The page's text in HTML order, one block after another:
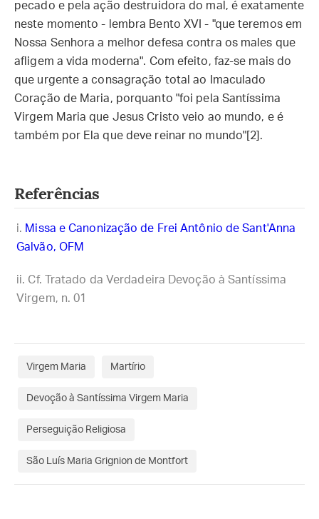
pecado e pela ação destruidora do mal, é exatamente
neste momento - lembra Bento XVI - "que teremos em
Nossa Senhora a melhor defesa contra os males que
afligem a vida moderna". Com efeito, faz-se mais do
que urgente a consagração total ao Imaculado
Coração de Maria, porquanto "foi pela Santíssima
Virgem Maria que Jesus Cristo veio ao mundo, e é
também por Ela que deve reinar no mundo"[2].
Referências
Missa e Canonização de Frei Antônio de Sant'Anna
Galvão, OFM
Cf. Tratado da Verdadeira Devoção à Santíssima
Virgem, n. 01
Virgem Maria Martírio
Devoção à Santíssima Virgem Maria
Perseguição Religiosa
São Luís Maria Grignion de Montfort